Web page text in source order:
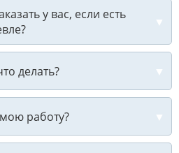
у вас, если есть
делать?
работу?